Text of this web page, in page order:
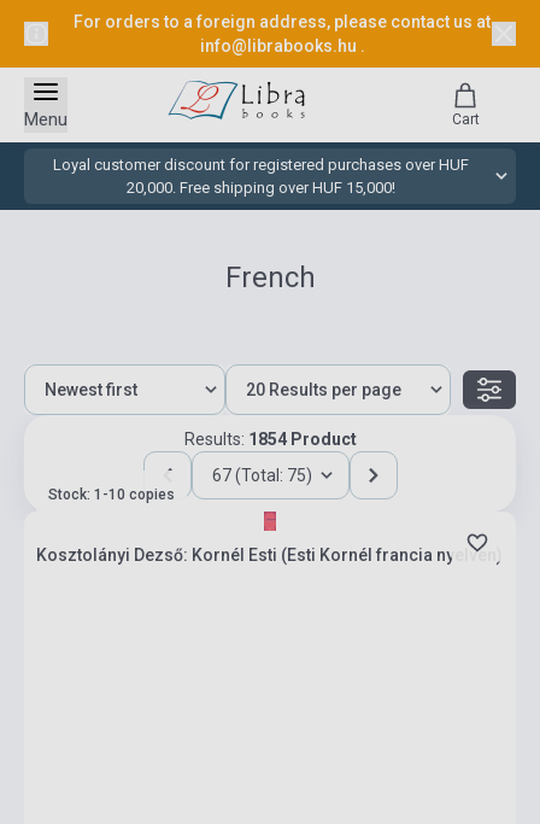
For orders to a foreign address, please contact us at
info@librabooks.hu .
Loyal customer discount for registered purchases over HUF
20,000. Free shipping over HUF 15,000!
Menu Cart
French
Results: 1854 Product
67 (Total: 75)
Stock: 1-10 copies
Kosztolányi Dezső: Kornél Esti (Esti Kornél francia nyelven)